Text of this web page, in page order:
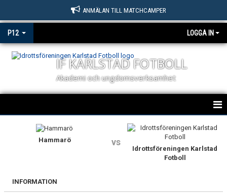
ANMÄLAN TILL MATCHCAMPER
P12 LOGGA IN
IF KARLSTAD FOTBOLL
Akademi och ungdomsverksamhet
MATCHER
Hammarö vs
Idrottsföreningen Karlstad
Fotboll
INFORMATION